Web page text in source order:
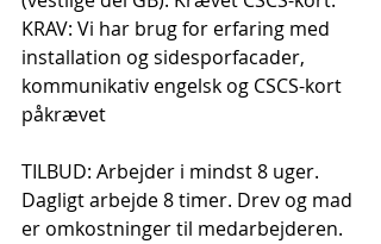
KRAV: Vi har brug for erfaring med
installation og sidesporfacader,
kommunikativ engelsk og CSCS-kort
påkrævet
TILBUD: Arbejder i mindst 8 uger.
Dagligt arbejde 8 timer. Drev og mad
er omkostninger til medarbejderen.